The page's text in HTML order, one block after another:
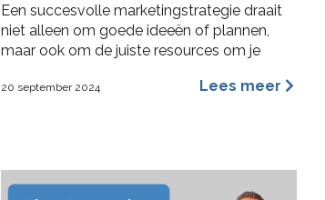
Een succesvolle marketingstrategie draait
niet alleen om goede ideeën of plannen,
maar ook om de juiste resources om je
vooral voor MKB bedrijven, waar middelen
van je plan en de realisatie daarvan. Zo heb
je niet alleen een goed plan, maar kun je ook
20 september 2024 Lees meer